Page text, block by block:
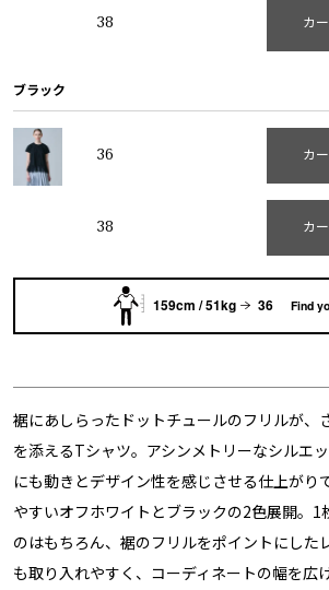
38 カ
ブラック
36 カ
38 カ
159cm / 51kg 36 Find
裾にあしらったドットチュールのフリルが、
を添えるTシャツ。アシンメトリーなシルエ
にも動きとデザイン性を感じさせる仕上がり
やすいオフホワイトとブラックの2色展開。1
のはもちろん、裾のフリルをポイントにした
も取り入れやすく、コーディネートの幅を広